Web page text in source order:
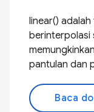
linear()
berinterpolasi
pantulan dan
Baca